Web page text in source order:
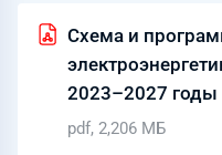
Схема и
2023–2027 годы
pdf, 2,206 МБ